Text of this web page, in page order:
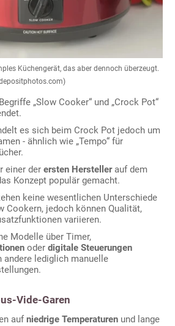
Küchengerät, das aber dennoch überzeugt.
„Slow Cooker“ und „Crock Pot“
es sich beim Crock Pot jedoch um
- ähnlich wie „Tempo“ für
einer der ersten Hersteller auf dem
Konzept populär gemacht.
keine wesentlichen Unterschiede
Cookern, jedoch können Qualität,
variieren.
Modelle über Timer,
oder digitale Steuerungen
andere lediglich manuelle
Vide-Garen
auf niedrige Temperaturen und lange